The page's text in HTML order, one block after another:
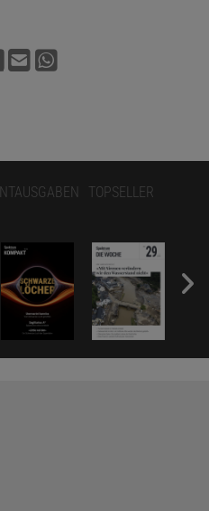
TOPSELLER